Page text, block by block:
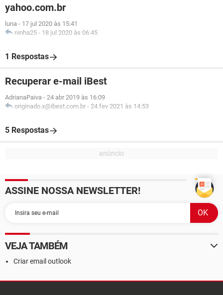
yahoo.com.br
luna - 17 jul 2020 às 15:41
ninha25 - 18 jul 2020 às 06:45
1 Respostas
Recuperar e-mail iBest
AdrianaPaiva - 24 abr 2019 às 16:09
originado.x@ibest.com.br - 24 fev 2021 às 14:53
5 Respostas
ASSINE NOSSA NEWSLETTER!
VEJA TAMBÉM
Criar email outlook